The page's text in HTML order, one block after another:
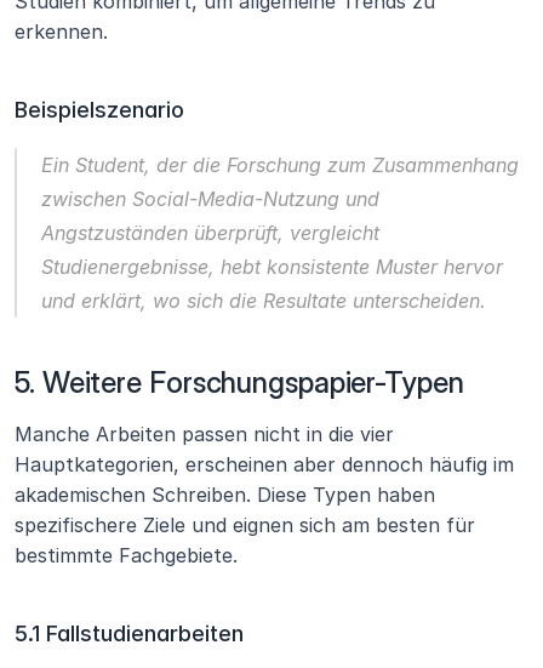
erkennen.
Beispielszenario
Ein Student, der die Forschung zum Zusammenhang
zwischen Social-Media-Nutzung und
Angstzuständen überprüft, vergleicht
Studienergebnisse, hebt konsistente Muster hervor
und erklärt, wo sich die Resultate unterscheiden.
5. Weitere Forschungspapier-Typen
Manche Arbeiten passen nicht in die vier
Hauptkategorien, erscheinen aber dennoch häufig im
akademischen Schreiben. Diese Typen haben
spezifischere Ziele und eignen sich am besten für
bestimmte Fachgebiete.
5.1 Fallstudienarbeiten